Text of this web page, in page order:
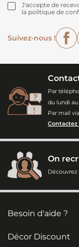
J'accepte de
la politique de
Suivez-nous !
Par
du lundi au
Par mail via
On
Découvrez
Besoin d'aide ?
Décor Discount